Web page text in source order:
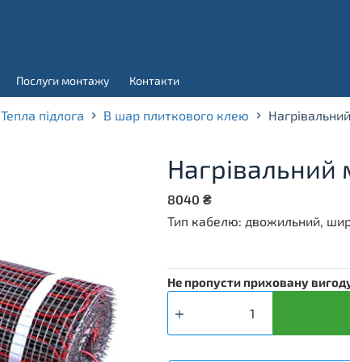
Послуги монтажу Контакти
Тепла підлога В шар плиткового клею
Нагрівальний
8040₴
Тип кабелю: двожильний,
Не пропусти приховану
Нагрівальний
мат
DEVIcomfort